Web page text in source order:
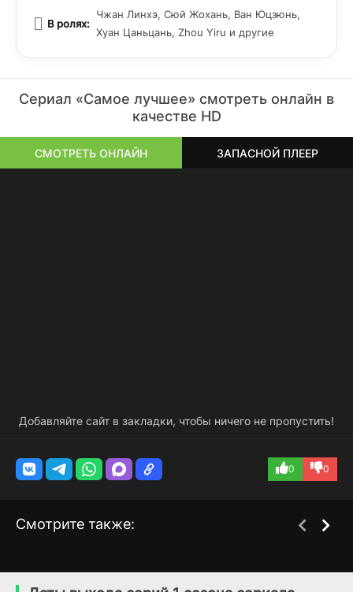
В ролях:
Чжан Линхэ, Сюй Жохань, Ван Юцзюнь,
Хуан Цаньцань, Zhou Yiru и другие
Сериал «Самое лучшее» смотреть онлайн в
качестве HD
СМОТРЕТЬ ОНЛАЙН ЗАПАСНОЙ ПЛЕЕР
Добавляйте сайт в закладки, чтобы ничего не пропустить!
0 0
Смотрите также:
(2025)